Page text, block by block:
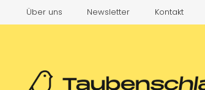
Über uns Newsletter Kontakt